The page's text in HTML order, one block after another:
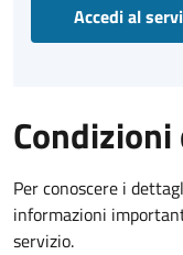
Accedi al
Per conoscere i
informazioni
servizio.